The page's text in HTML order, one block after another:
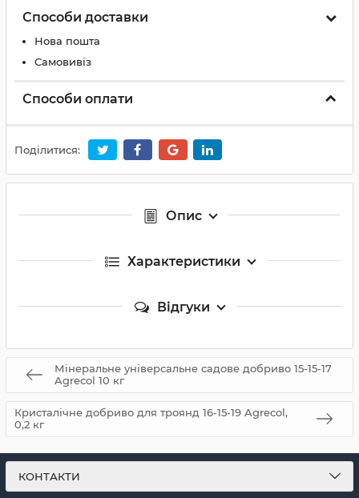
Способи доставки
Нова пошта
Самовивіз
Способи оплати
Поділитися:
Опис
Характеристики
Відгуки
Мінеральне універсальне садове добриво 15-15-17
Agrecol 10 кг
Кристалічне добриво для троянд 16-15-19 Agrecol,
0,2 кг
КОНТАКТИ